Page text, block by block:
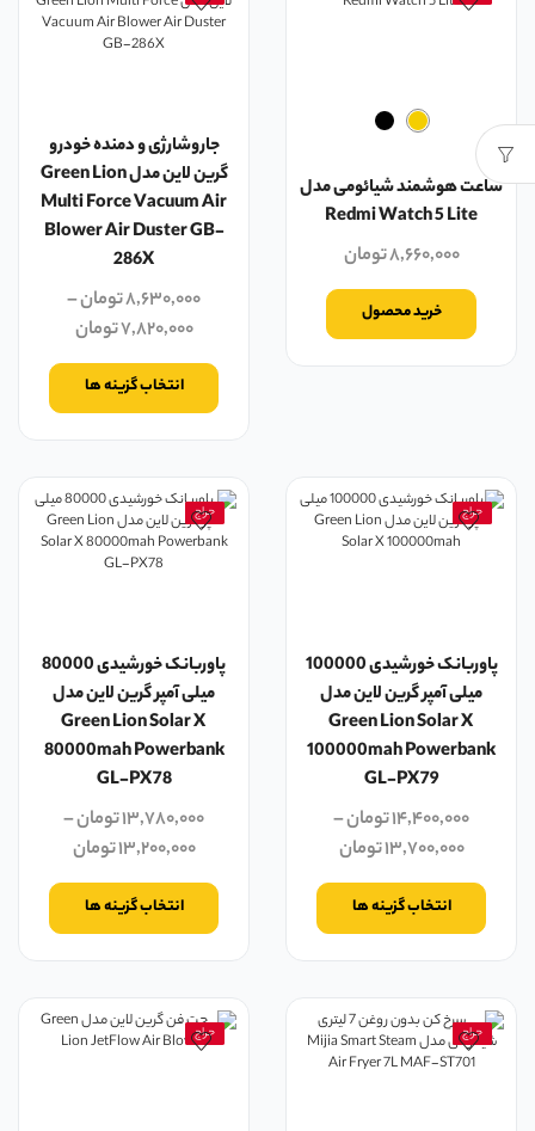
ساعت هوشمند شیائومی مدل
Redmi Watch 5 Lite
۸,۶۶۰,۰۰۰تومان
خرید محصول
جاروشارژی و دمنده خودرو
گرین لاین مدل Green Lion
Multi Force Vacuum Air
Blower Air Duster GB-
286X
۸,۶۳۰,۰۰۰تومان–
۷,۸۲۰,۰۰۰تومان
انتخاب گزینه ها
حراج
پاوربانک خورشیدی 100000
میلی آمپر گرین لاین مدل
Green Lion Solar X
100000mah Powerbank
GL-PX79
۱۴,۴۰۰,۰۰۰تومان–
۱۳,۷۰۰,۰۰۰تومان
انتخاب گزینه ها
حراج
پاوربانک خورشیدی 80000
میلی آمپر گرین لاین مدل
Green Lion Solar X
80000mah Powerbank
GL-PX78
۱۳,۷۸۰,۰۰۰تومان–
۱۳,۲۰۰,۰۰۰تومان
انتخاب گزینه ها
حراج حراج